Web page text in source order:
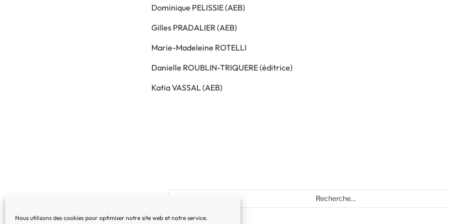
Nous utilisons des cookies pour optimiser notre site web et notre service.
Dominique PELISSIE (AEB)
Gilles PRADALIER (AEB)
Marie-Madeleine ROTELLI
Danielle ROUBLIN-TRIQUERE (éditrice)
Katia VASSAL (AEB)
Recherche
pour